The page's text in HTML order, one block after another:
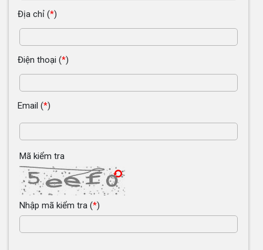
Địa chỉ (*)
Điện thoại (*)
Email (*)
Mã kiểm tra
Nhập mã kiểm tra (*)